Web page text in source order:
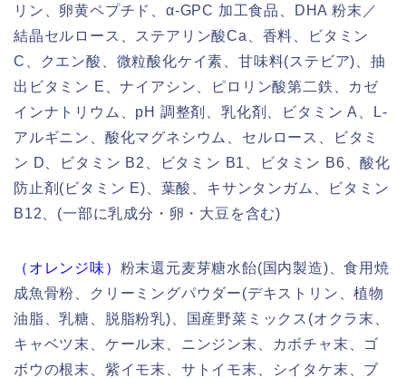
リン、卵黄ペプチド、α-GPC 加工食品、DHA 粉末／
結晶セルロース、ステアリン酸Ca、香料、ビタミン
C、クエン酸、微粒酸化ケイ素、甘味料(ステビア)、抽
出ビタミン E、ナイアシン、ピロリン酸第二鉄、カゼ
インナトリウム、pH 調整剤、乳化剤、ビタミン A、L-
アルギニン、酸化マグネシウム、セルロース、ビタミ
ン D、ビタミン B2、ビタミン B1、ビタミン B6、酸化
防止剤(ビタミン E)、葉酸、キサンタンガム、ビタミン
B12、(一部に乳成分・卵・大豆を含む)
（オレンジ味） 粉末還元麦芽糖水飴(国内製造)、食用焼
成魚骨粉、クリーミングパウダー(デキストリン、植物
油脂、乳糖、脱脂粉乳)、国産野菜ミックス(オクラ末、
キャベツ末、ケール末、ニンジン末、カボチャ末、ゴ
ボウの根末、紫イモ末、サトイモ末、シイタケ末、ブ